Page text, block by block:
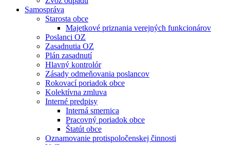
Samospráva
Starosta obce
Majetkové priznania verejných funkcionárov
Poslanci OZ
Zasadnutia OZ
Plán zasadnutí
Hlavný kontrolór
Zásady odmeňovania poslancov
Rokovací poriadok obce
Kolektívna zmluva
Interné predpisy
Interná smernica
Pracovný poriadok obce
Štatút obce
Oznamovanie protispoločenskej činnosti